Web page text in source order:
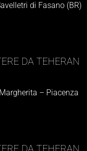
di Fasano (BR)
DA TEHERAN
– Piacenza